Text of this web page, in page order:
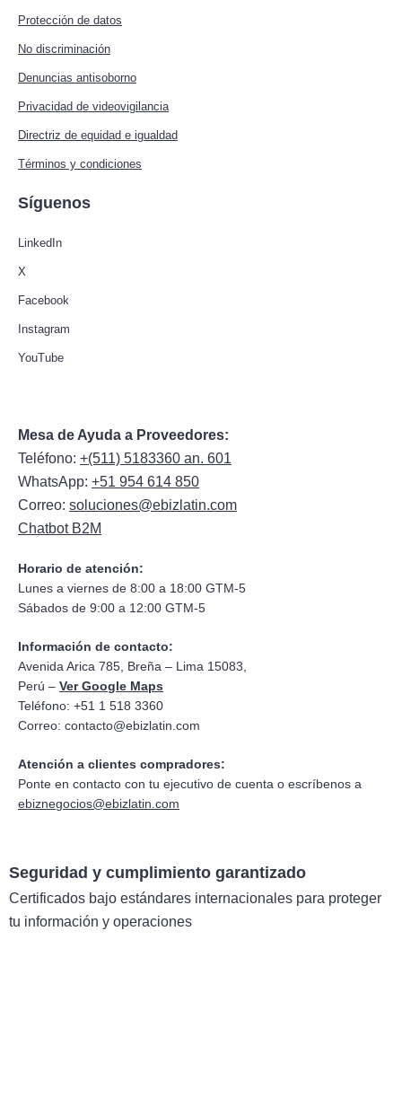
Protección de datos
No discriminación
Denuncias antisoborno
Privacidad de videovigilancia
Directriz de equidad e igualdad
Términos y condiciones
Síguenos
LinkedIn
X
Facebook
Instagram
YouTube
Mesa de Ayuda a Proveedores:
Teléfono: +(511) 5183360 an. 601
WhatsApp: +51 954 614 850
Correo: soluciones@ebizlatin.com
Chatbot B2M
Horario de atención:
Lunes a viernes de 8:00 a 18:00 GTM-5
Sábados de 9:00 a 12:00 GTM-5
Información de contacto:
Avenida Arica 785, Breña – Lima 15083,
Perú – Ver Google Maps
Teléfono: +51 1 518 3360
Correo: contacto@ebizlatin.com
Atención a clientes compradores:
Ponte en contacto con tu ejecutivo de cuenta o escríbenos a
ebiznegocios@ebizlatin.com
Seguridad y cumplimiento garantizado
Certificados bajo estándares internacionales para proteger
tu información y operaciones